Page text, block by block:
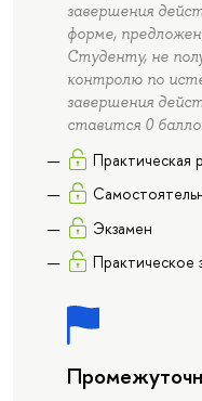
завершения
форме,
Студенту, не
контролю по
завершения
ставится 0
Практическая
Экзамен
Практическое